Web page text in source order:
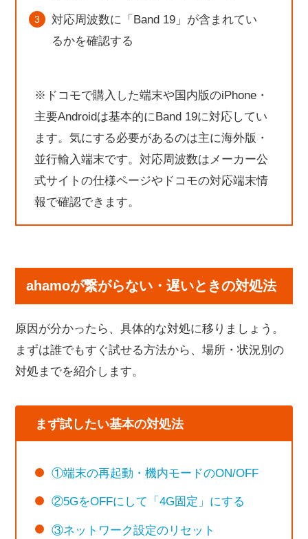
対応周波数に「Band 19」が含まれてい
るかを確認する
※ドコモで購入した端末や国内版のiPhone・
主要Androidは基本的にBand 19に対応してい
ます。気にする必要があるのは主に海外版・
並行輸入端末です。対応周波数はメーカー公
式サイトの仕様ページやドコモの対応端末情
報で確認できます。
ahamoが繋がらない・遅いときの対処法
原因が分かったら、具体的な対処に移りましょう。
まずは誰でもすぐ試せる方法から、場所・状況別の
対処までを紹介します。
まず試したい基本の対処法
①端末の再起動・機内モードのON/OFF
②5GをOFFにして「4G固定」にする
③ネットワーク設定のリセット